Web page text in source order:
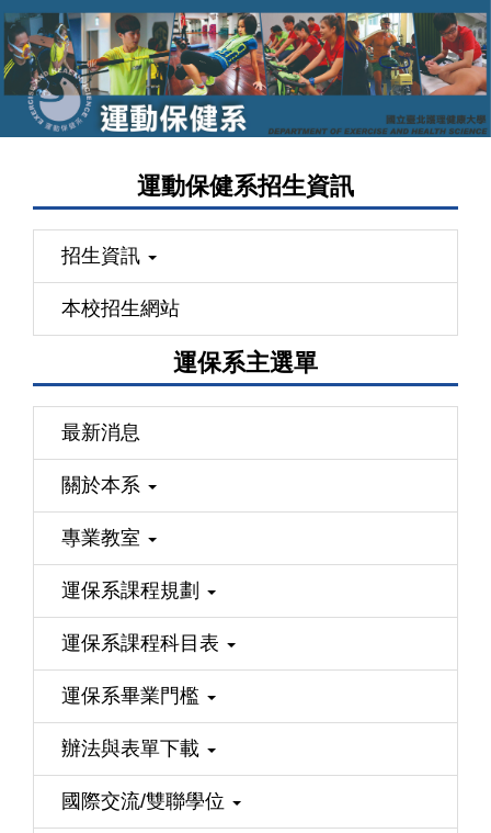
跳
到
要
內
運動保健系招生資訊
招生資訊
本校招生網站
運保系主選單
最新消息
關於本系
專業教室
運保系課程規劃
運保系課程科目表
運保系畢業門檻
辦法與表單下載
國際交流/雙聯學位